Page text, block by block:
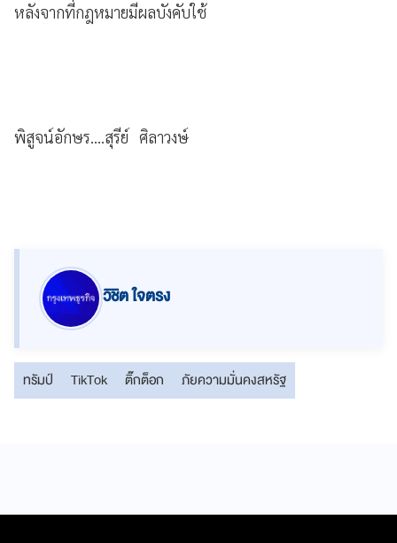
หลังจากที่กฎหมายมีผลบังคับใช้
พิสูจน์อักษร....สุรีย์ ศิลาวงษ์
วิชิต ใจตรง
ทรัมป์ TikTok ติ๊กต็อก ภัยความมั่นคงสหรัฐ